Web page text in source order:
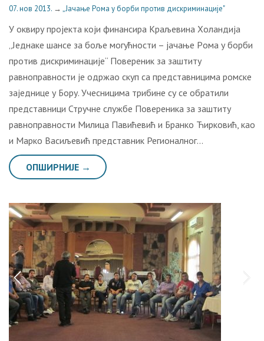
07. нов 2013. → „Јачање Рома у борби против дискриминације"
У оквиру пројекта који финансира Крaљeвина Хoлaндиjа
„Jeднaкe шaнсe зa бoљe мoгућнoсти – jaчaњe Рoмa у бoрби
прoтив дискриминaциje“ Повереник за заштиту
равноправности је одржао скуп са представницима ромске
заједнице у Бору. Учесницима трибине су се обратили
представници Стручне службе Повереника за заштиту
равноправности Милица Павићевић и Бранко Ћирковић, као
и Марко Васиљевић представник Регионалног…
ОПШИРНИЈЕ →